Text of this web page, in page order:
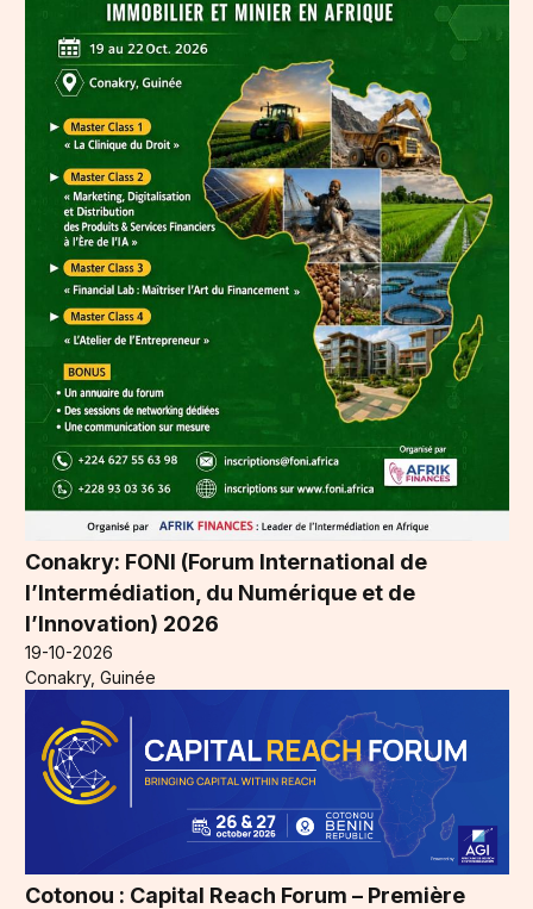
Conakry: FONI (Forum International de
l’Intermédiation, du Numérique et de
l’Innovation) 2026
19-10-2026
Conakry, Guinée
Cotonou : Capital Reach Forum – Première